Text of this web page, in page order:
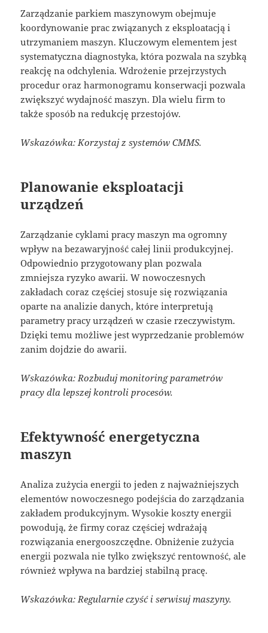
Zarządzanie parkiem maszynowym obejmuje
koordynowanie prac związanych z eksploatacją i
utrzymaniem maszyn. Kluczowym elementem jest
systematyczna diagnostyka, która pozwala na szybką
reakcję na odchylenia. Wdrożenie przejrzystych
procedur oraz harmonogramu konserwacji pozwala
zwiększyć wydajność maszyn. Dla wielu firm to
także sposób na redukcję przestojów.
Wskazówka: Korzystaj z systemów CMMS.
Planowanie eksploatacji
urządzeń
Zarządzanie cyklami pracy maszyn ma ogromny
wpływ na bezawaryjność całej linii produkcyjnej.
Odpowiednio przygotowany plan pozwala
zmniejsza ryzyko awarii. W nowoczesnych
zakładach coraz częściej stosuje się rozwiązania
oparte na analizie danych, które interpretują
parametry pracy urządzeń w czasie rzeczywistym.
Dzięki temu możliwe jest wyprzedzanie problemów
zanim dojdzie do awarii.
Wskazówka: Rozbuduj monitoring parametrów
pracy dla lepszej kontroli procesów.
Efektywność energetyczna
maszyn
Analiza zużycia energii to jeden z najważniejszych
elementów nowoczesnego podejścia do zarządzania
zakładem produkcyjnym. Wysokie koszty energii
powodują, że firmy coraz częściej wdrażają
rozwiązania energooszczędne. Obniżenie zużycia
energii pozwala nie tylko zwiększyć rentowność, ale
również wpływa na bardziej stabilną pracę.
Wskazówka: Regularnie czyść i serwisuj maszyny.